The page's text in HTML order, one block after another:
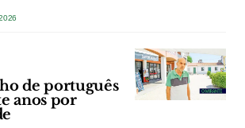
de português
anos por